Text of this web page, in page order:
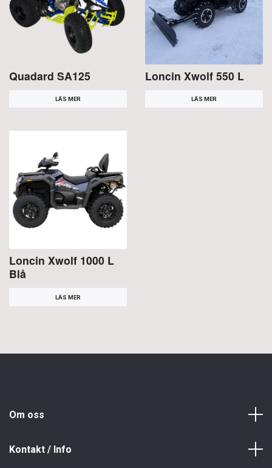
Quadard SA125
LÄS MER
Loncin Xwolf 550 L
LÄS MER
Loncin Xwolf 1000 L
Blå
LÄS MER
Om oss
Kontakt / Info